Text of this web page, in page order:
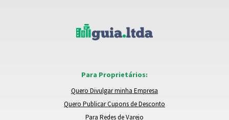
Para Proprietários:
Quero Divulgar minha Empresa
Quero Publicar Cupons de Desconto
Para Redes de Varejo